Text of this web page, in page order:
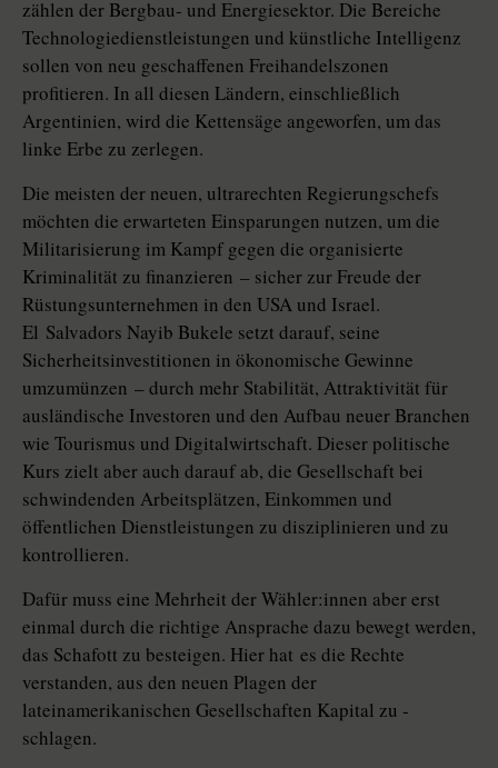
zählen der Bergbau- und Energiesektor. Die Bereiche
Technologiedienstleistungen und künstliche Intelligenz
sollen von neu geschaffenen Freihandelszonen
profitieren. In all diesen Ländern, einschließlich
Argentinien, wird die Kettensäge angeworfen, um das
linke Erbe zu zerlegen.
Die meisten der neuen, ultrarechten Regierungschefs
möchten die erwarteten Einsparungen nutzen, um die
Militarisierung im Kampf gegen die organisierte
Kriminalität zu finanzieren – sicher zur Freude der
Rüstungsunternehmen in den USA und Israel.
El Salvadors Nayib Bukele setzt da­rauf, seine
Sicherheitsinvestitionen in ökonomische Gewinne
umzumünzen – durch mehr Stabilität, Attraktivität für
ausländische Investoren und den Aufbau neuer Branchen
wie Tourismus und Digitalwirtschaft. Dieser politische
Kurs zielt aber auch darauf ab, die Gesellschaft bei
schwindenden Arbeitsplätzen, Einkommen und
öffentlichen Dienstleistungen zu disziplinieren und zu
kontrollieren.
Dafür muss eine Mehrheit der Wäh­ler:in­nen aber erst
einmal durch die richtige Ansprache dazu bewegt werden,
das Schafott zu besteigen. Hier hat es die Rechte
verstanden, aus den neuen Plagen der
lateinamerikanischen Gesellschaften Kapital zu ­
schlagen.